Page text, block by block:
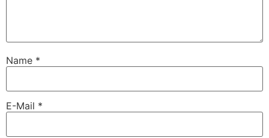
Name *
E-Mail *